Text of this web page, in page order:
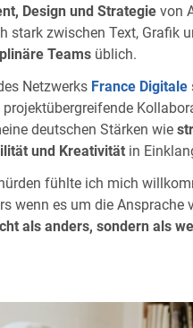
Design und Strategie von
stark zwischen Text, Grafik
Teams üblich.
Netzwerks France Digitale
projektübergreifende
deutschen Stärken wie
und Kreativität in
fühlte ich mich
wenn es um die
als anders, sondern als